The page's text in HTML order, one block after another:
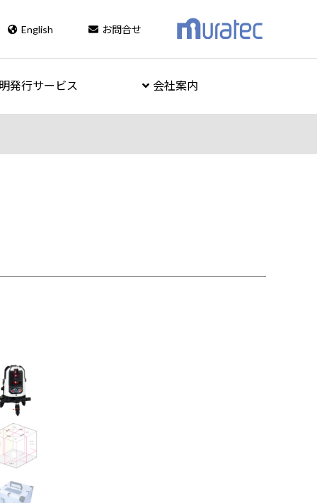
English お問合せ
発行サービス 会社案内